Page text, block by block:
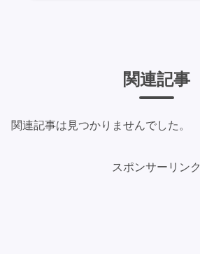
関連記事
関連記事は見つかりませんでした。
スポンサーリンク